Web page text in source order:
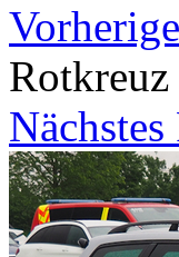
Nächstes